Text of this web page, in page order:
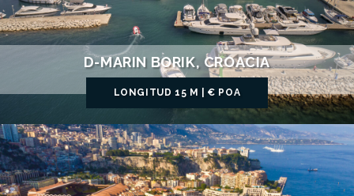
D-MARIN BORIK, CROACIA
LONGITUD 15 M | € POA